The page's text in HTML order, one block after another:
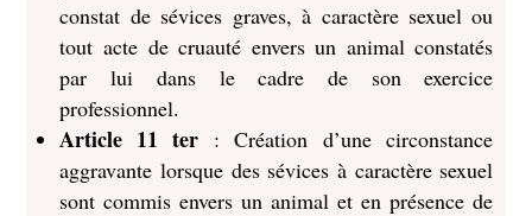
constat de sévices graves, à caractère sexuel ou
tout acte de cruauté envers un animal constatés
par lui dans le cadre de son exercice
professionnel.
Article 11 ter : Création d’une circonstance
aggravante lorsque des sévices à caractère sexuel
sont commis envers un animal et en présence de